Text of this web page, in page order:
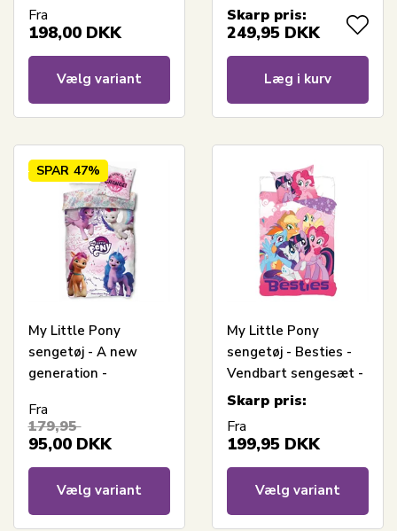
Fra
198,00 DKK
Vælg variant
Skarp pris:
249,95 DKK
Læg i kurv
SPAR 47%
My Little Pony
sengetøj - A new
generation -
100% bomulds
sengelinned
Fra
179,95
95,00 DKK
Vælg variant
My Little Pony
sengetøj - Besties -
Vendbart sengesæt -
100% blødt bomulds
Skarp pris:
Fra
199,95 DKK
Vælg variant